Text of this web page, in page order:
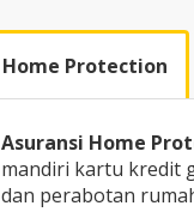
Home Protection
Asuransi Home
mandiri kartu kredit
dan perabotan